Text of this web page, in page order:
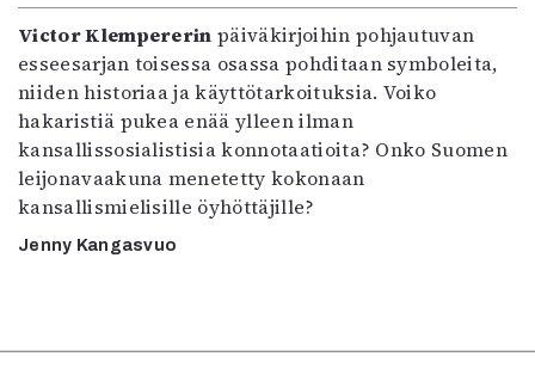
Victor Klempererin päiväkirjoihin pohjautuvan
esseesarjan toisessa osassa pohditaan symboleita,
niiden historiaa ja käyttötarkoituksia. Voiko
hakaristiä pukea enää ylleen ilman
kansallissosialistisia konnotaatioita? Onko Suomen
leijonavaakuna menetetty kokonaan
kansallismielisille öyhöttäjille?
Jenny Kangasvuo